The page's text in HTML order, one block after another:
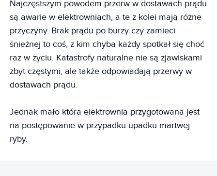
Najczęstszym powodem przerw w dostawach prądu
są awarie w elektrowniach, a te z kolei mają różne
przyczyny. Brak prądu po burzy czy zamieci
śnieżnej to coś, z kim chyba każdy spotkał się choć
raz w życiu. Katastrofy naturalne nie są zjawiskami
zbyt częstymi, ale także odpowiadają przerwy w
dostawach prądu.
Jednak mało która elektrownia przygotowana jest
na postępowanie w przypadku upadku martwej
ryby.